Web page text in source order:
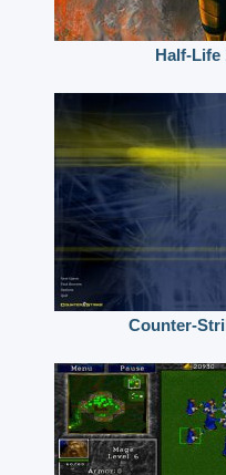
Half-Life
Counter-